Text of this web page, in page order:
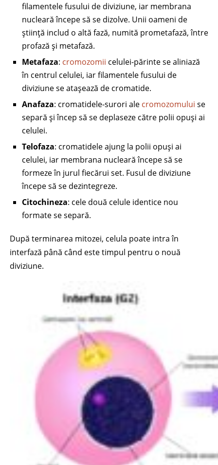
filamentele fusului de diviziune, iar membrana
nucleară începe să se dizolve. Unii oameni de
știință includ o altă fază, numită prometafază, între
profază și metafază.
Metafaza: cromozomii celulei-părinte se aliniază
în centrul celulei, iar filamentele fusului de
diviziune se atașează de cromatide.
Anafaza: cromatidele-surori ale cromozomului se
separă și încep să se deplaseze către polii opuși ai
celulei.
Telofaza: cromatidele ajung la polii opuși ai
celulei, iar membrana nucleară începe să se
formeze în jurul fiecărui set. Fusul de diviziune
începe să se dezintegreze.
Citochineza: cele două celule identice nou
formate se separă.
După terminarea mitozei, celula poate intra în
interfază până când este timpul pentru o nouă
diviziune.